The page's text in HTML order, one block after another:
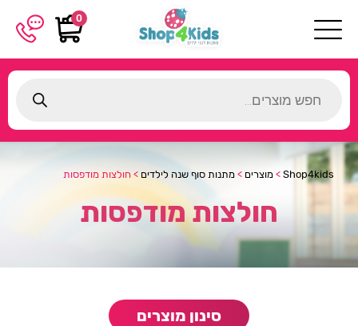
0
search
Shop4kids
> מוצרים > מתנות סוף שנה לילדים > חולצות מודפסות
חולצות מודפסות
סינון מוצרים